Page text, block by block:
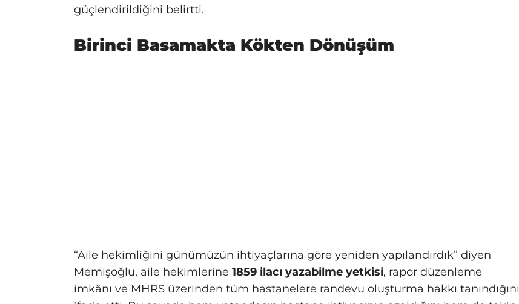
güçlendirildiğini belirtti.
Birinci Basamakta Kökten Dönüşüm
“Aile hekimliğini günümüzün ihtiyaçlarına göre yeniden yapılandırdık” diyen
Memişoğlu, aile hekimlerine 1859 ilacı yazabilme yetkisi, rapor düzenleme
imkânı ve MHRS üzerinden tüm hastanelere randevu oluşturma hakkı tanındığını